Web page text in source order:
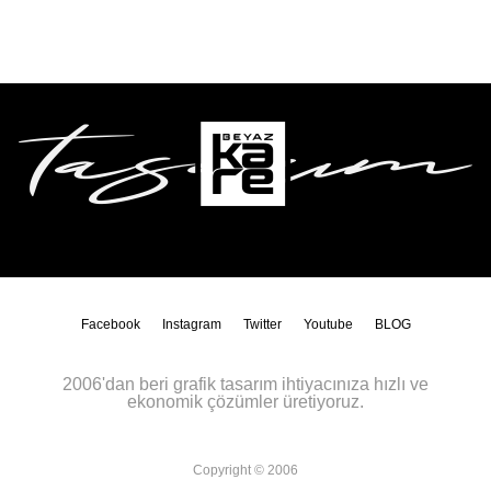
Facebook Instagram Twitter Youtube BLOG
2006'dan beri grafik tasarım ihtiyacınıza hızlı ve
ekonomik çözümler üretiyoruz.
Copyright © 2006